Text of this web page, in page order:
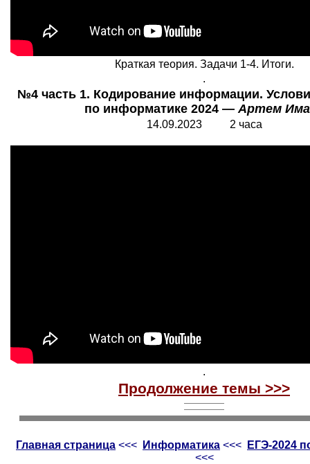
Краткая теория. Задачи 1-4. Итоги.
.
№4 часть 1. Кодирование информации.
по информатике 2024 —Артем
14.09.2023 2 часа
.
Продолжение темы >>>
Главная страница <<< Информатика <<<
ЕГЭ-2024
<<<